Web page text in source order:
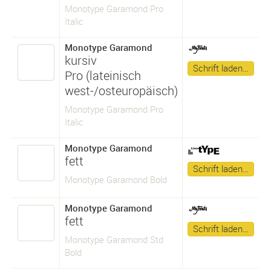
Monotype Garamond Pro
Italic
Monotype Garamond
kursiv
Pro (lateinisch
west-/osteuropäisch)
Monotype Garamond Pro
Italic
Schrift laden…
Monotype Garamond
fett
Monotype Garamond Bold
Schrift laden…
Monotype Garamond
fett
Monotype Garamond Std
Bold
Schrift laden…